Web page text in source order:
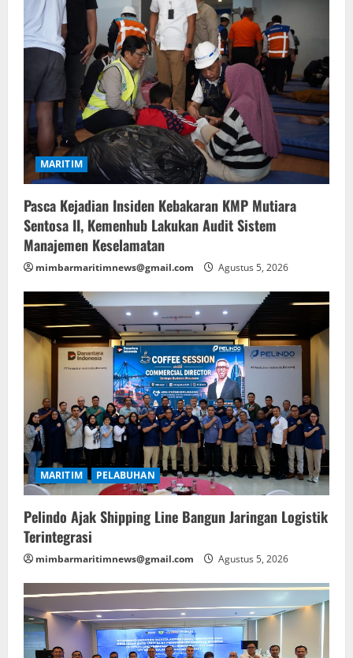
MARITIM
Pasca Kejadian Insiden Kebakaran KMP Mutiara
Sentosa II, Kemenhub Lakukan Audit Sistem
Manajemen Keselamatan
mimbarmaritimnews@gmail.com Agustus 5, 2026
MARITIM PELABUHAN
Pelindo Ajak Shipping Line Bangun Jaringan Logistik
Terintegrasi
mimbarmaritimnews@gmail.com Agustus 5, 2026